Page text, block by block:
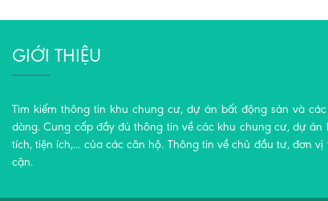
GIỚI THIỆU
Tìm kiếm thông tin khu chung cư, dự án bất động sản và
dàng. Cung cấp đầy đủ thông tin về các khu chung cư, dự
tích, tiện ích,... của các căn hộ. Thông tin về chủ đầu tư, đơn
cận.